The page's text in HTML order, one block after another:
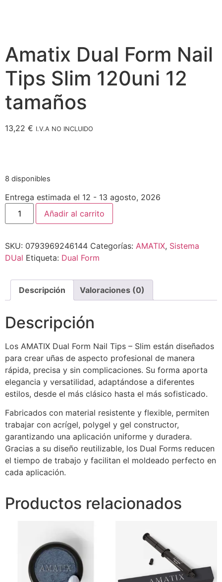
Amatix Dual Form Nail
Tips Slim 120uni 12
tamaños
13,22 € I.V.A NO INCLUIDO
8 disponibles
Entrega estimada el 12 - 13 agosto, 2026
Añadir al carrito
SKU: 0793969246144 Categorías: AMATIX, Sistema
DUal Etiqueta: Dual Form
Descripción Valoraciones (0)
Descripción
Los AMATIX Dual Form Nail Tips – Slim están diseñados
para crear uñas de aspecto profesional de manera
rápida, precisa y sin complicaciones. Su forma aporta
elegancia y versatilidad, adaptándose a diferentes
estilos, desde el más clásico hasta el más sofisticado.
Fabricados con material resistente y flexible, permiten
trabajar con acrígel, polygel y gel constructor,
garantizando una aplicación uniforme y duradera.
Gracias a su diseño reutilizable, los Dual Forms reducen
el tiempo de trabajo y facilitan el moldeado perfecto en
cada aplicación.
Productos relacionados